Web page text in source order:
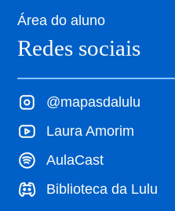
Área do aluno
Redes sociais
@mapasdalulu
Laura Amorim
AulaCast
Biblioteca da Lulu